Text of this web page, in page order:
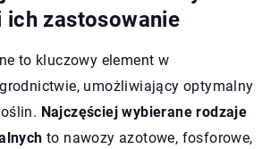
ich zastosowanie
to kluczowy element w
umożliwiający optymalny
Najczęściej wybierane rodzaje
to nawozy azotowe, fosforowe,